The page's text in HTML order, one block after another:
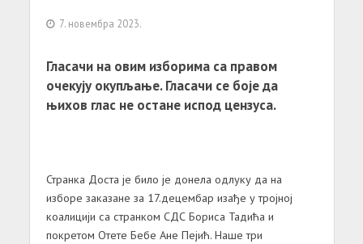
7. новембра 2023.
Гласачи на овим изборима са правом
очекују окупљање. Гласачи се боје да
њихов глас не остане испод цензуса.
Странка Доста је било је донела одлуку да на
изборе заказане за 17.децембар изађе у тројној
коалицији са странком СДС Бориса Тадића и
покретом Отете Бебе Ане Пејић. Наше три